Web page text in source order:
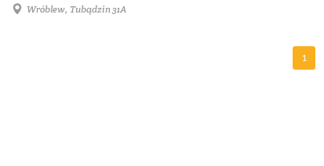
Wróblew, Tubądzin 31A
1